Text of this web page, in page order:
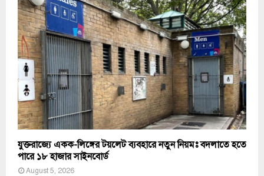
যুক্তরাজ্যে একক-লিঙ্গের টয়লেট ব্যবহারে নতুন নিয়মঃ বদলাতে হতে
পারে ১৮ হাজার সাইনবোর্ড
August 5, 2026